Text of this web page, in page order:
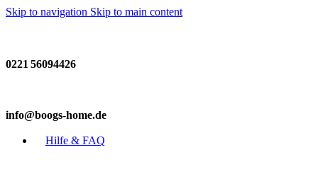
Skip to navigation Skip to main content
0221 56094426
info@boogs-home.de
Hilfe & FAQ